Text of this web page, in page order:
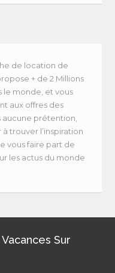
de location de
+ de 2 Millions
le monde, et vous
aux offres des
aucune prétention,
trouver l’inspiration
vous faire part de
les actus du monde
Sur